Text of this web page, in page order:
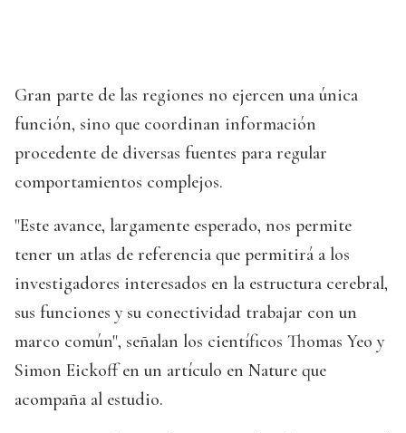
Gran parte de las regiones no ejercen una única
función, sino que coordinan información
procedente de diversas fuentes para regular
comportamientos complejos.
"Este avance, largamente esperado, nos permite
tener un atlas de referencia que permitirá a los
investigadores interesados en la estructura cerebral,
sus funciones y su conectividad trabajar con un
marco común", señalan los científicos Thomas Yeo y
Simon Eickoff en un artículo en Nature que
acompaña al estudio.